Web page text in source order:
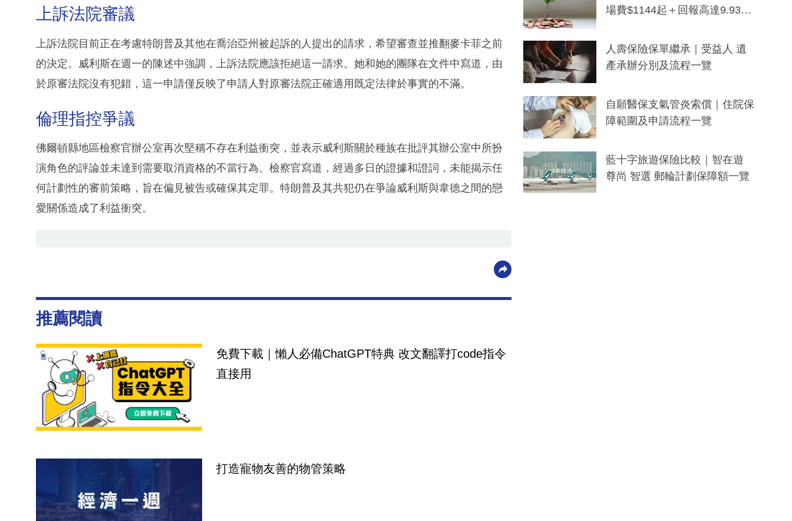
上訴法院審議
上訴法院目前正在考慮特朗普及其他在喬治亞州被起訴的人提出的請求，希望審查並推翻麥卡菲之前
的決定。威利斯在週一的陳述中強調，上訴法院應該拒絕這一請求。她和她的團隊在文件中寫道，由
於原審法院沒有犯錯，這一申請僅反映了申請人對原審法院正確適用既定法律於事實的不滿。
倫理指控爭議
佛爾頓縣地區檢察官辦公室再次堅稱不存在利益衝突，並表示威利斯關於種族在批評其辦公室中所扮
演角色的評論並未達到需要取消資格的不當行為。檢察官寫道，經過多日的證據和證詞，未能揭示任
何計劃性的審前策略，旨在偏見被告或確保其定罪。特朗普及其共犯仍在爭論威利斯與韋德之間的戀
愛關係造成了利益衝突。
推薦閱讀
免費下載｜懶人必備ChatGPT特典 改文翻譯打code指令
直接用
打造寵物友善的物管策略
場費$1144起＋回報高達9.93
人壽保險保單繼承｜受益人 遺
產承辦分別及流程一覽
自願醫保支氣管炎索償｜住院保
障範圍及申請流程一覽
藍十字旅遊保險比較｜智在遊
尊尚 智選 郵輪計劃保障額一覽